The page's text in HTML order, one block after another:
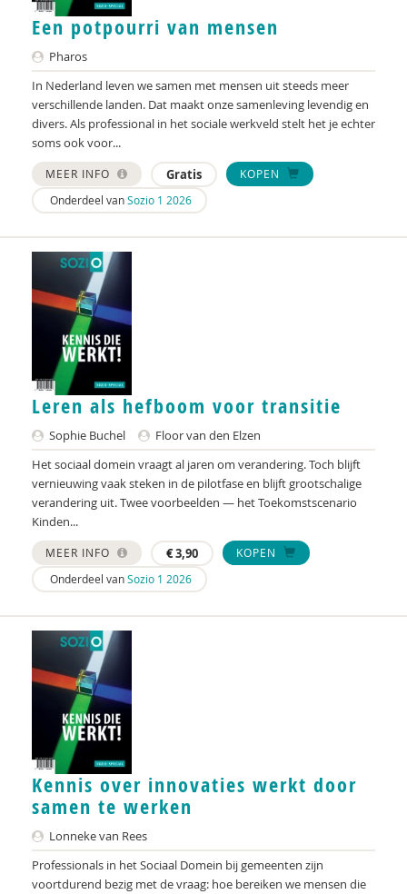
Sophie Buchel
Leonie van Buuren
Wendy Buysse
Mellouki Cadat-Lampe
Crétien van Campen
Hanna Carlsson
Mathilde Compagner
Sociaal en Cultureel Planbureau
Erik Dannenberg
Saskia Daru
Vincent Decates
C. Dedding
Mieke Defieuw
C.J. Degener
Paul Dekker
Paul Delnooz
Jochum Deuten
Bram van Dijk
Diana van Dijk
Luna van Dijk
Petra van Dijk
Anke van Dijke
Karin Dijkstra
Sietske Dijkstra
Een potpourri van mensen
Pharos
In Nederland leven we samen met mensen uit steeds meer
verschillende landen. Dat maakt onze samenleving levendig en
divers. Als professional in het sociale werkveld stelt het je echter
soms ook voor...
MEER INFO Gratis
KOPEN
Onderdeel vanSozio 1 2026
Leren als hefboom voor transitie
Sophie Buchel
Floor van den Elzen
Het sociaal domein vraagt al jaren om verandering. Toch blijft
vernieuwing vaak steken in de pilotfase en blijft grootschalige
verandering uit. Twee voorbeelden — het Toekomstscenario
Kinden...
MEER INFO €3,90
KOPEN
Onderdeel vanSozio 1 2026
Kennis over innovaties werkt door
samen te werken
Lonneke van Rees
Professionals in het Sociaal Domein bij gemeenten zijn
voortdurend bezig met de vraag: hoe bereiken we mensen die